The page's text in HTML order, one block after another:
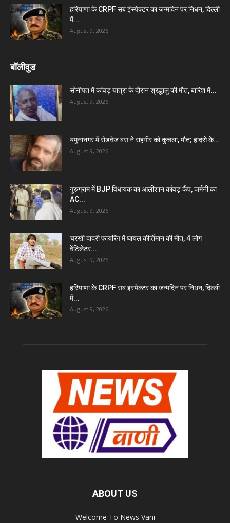
हरियाणा के CRPF सब इंस्पेक्टर का जन्मदिन पर निधन, दिल्ली
में...
August 9, 2026
बॉलीवुड
सोनीपत में कांवड़ यात्रा के दौरान श्रद्धालु की मौत, बारिश में...
August 9, 2026
यमुनानगर में रोडवेज बस ने राहगीर को कुचला, मौत; हादसे के...
August 9, 2026
गुरुग्राम में BJP विधायक का आलीशान कांवड़ कैंप, जर्मनी का
AC...
August 9, 2026
चरखी दादरी फायरिंग में घायल कीर्तिमान की मौत, 4 लोग
वेंटिलेटर...
August 9, 2026
हरियाणा के CRPF सब इंस्पेक्टर का जन्मदिन पर निधन, दिल्ली
में...
August 9, 2026
ABOUT US
Welcome To News Vani